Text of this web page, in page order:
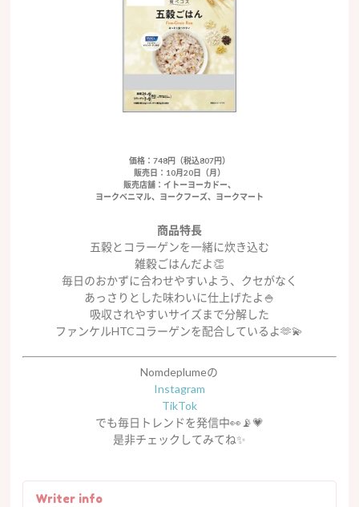
価格：748円（税込807円）
販売日：10月20日（月）
販売店舗：イトーヨーカドー、
ヨークベニマル、ヨークフーズ、ヨークマート
商品特長
五穀とコラーゲンを一緒に炊き込む
雑穀ごはんだよ👏
毎日のおかずに合わせやすいよう、クセがなく
あっさりとした味わいに仕上げたよ🍚
吸収されやすいサイズまで分解した
ファンケルHTCコラーゲンを配合しているよ🫶💫
Nomdeplumeの
Instagram
TikTok
でも毎日トレンドを発信中👀📡💗
是非チェックしてみてね✨
Writer info